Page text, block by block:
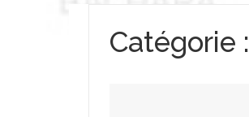
Catégorie :